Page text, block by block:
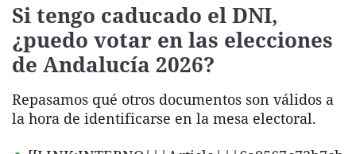
Si tengo caducado el DNI,
¿puedo votar en las elecciones
de Andalucía 2026?
Repasamos qué otros documentos son válidos a
la hora de identificarse en la mesa electoral.